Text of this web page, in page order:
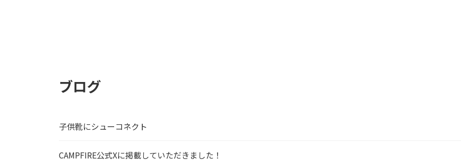
ブログ
子供靴にシューコネクト
CAMPFIRE公式Xに掲載していただきました！